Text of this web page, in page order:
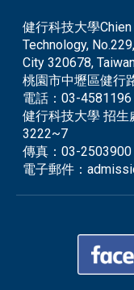
健行科技大學
Technology,
City 320678,
桃園市中壢區健行
電話：03-4581196
健行科技大學 招
3222~7
傳真：03-2503900
電子郵件：